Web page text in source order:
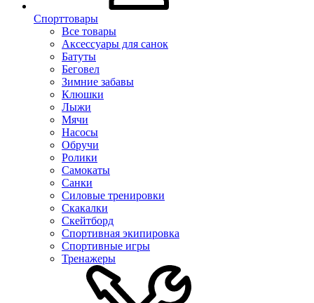
Спорттовары
Все товары
Аксессуары для санок
Батуты
Беговел
Зимние забавы
Клюшки
Лыжи
Мячи
Насосы
Обручи
Ролики
Самокаты
Санки
Силовые тренировки
Скакалки
Скейтборд
Спортивная экипировка
Спортивные игры
Тренажеры